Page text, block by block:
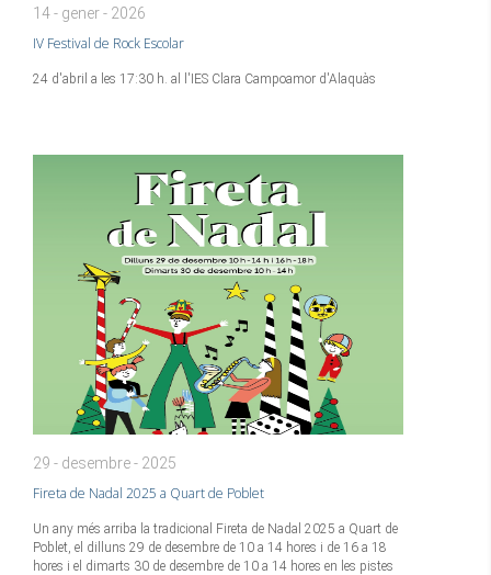
14 - gener - 2026
IV Festival de Rock Escolar
24 d'abril a les 17:30 h. al l'IES Clara Campoamor d'Alaquàs
29 - desembre - 2025
Fireta de Nadal 2025 a Quart de Poblet
Un any més arriba la tradicional Fireta de Nadal 2025 a Quart de
Poblet, el dilluns 29 de desembre de 10 a 14 hores i de 16 a 18
hores i el dimarts 30 de desembre de 10 a 14 hores en les pistes